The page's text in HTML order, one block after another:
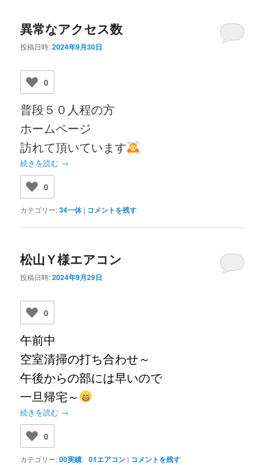
異常なアクセス数
投稿日時:2024年9月30日
0
普段５０人程の方
ホームページ
訪れて頂いています
続きを読む →
0
カテゴリー:34一休 | コメントを残す
松山Ｙ様エアコン
投稿日時:2024年9月29日
0
午前中
空室清掃の打ち合わせ～
午後からの部には早いので
一旦帰宅～
続きを読む →
0
カテゴリー:00実績 、01エアコン | コメントを残す